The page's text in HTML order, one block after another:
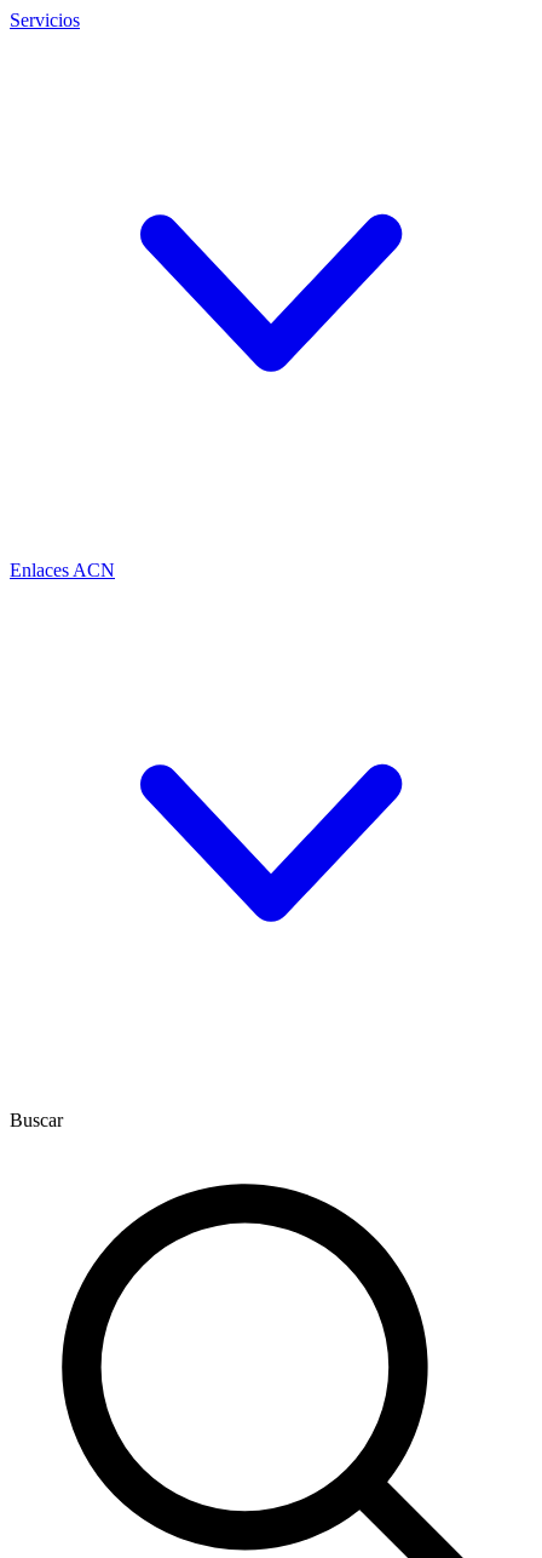
Servicios
Enlaces ACN
Buscar